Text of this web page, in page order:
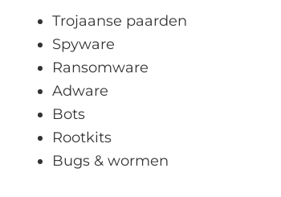
Trojaanse paarden
Spyware
Ransomware
Adware
Bots
Rootkits
Bugs & wormen